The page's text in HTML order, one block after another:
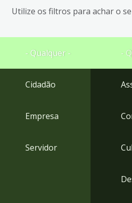
busca
Ir
rodapé
Utilize os filtros para achar o
- Qualquer -
Cidadão
Empresa
Servidor
-